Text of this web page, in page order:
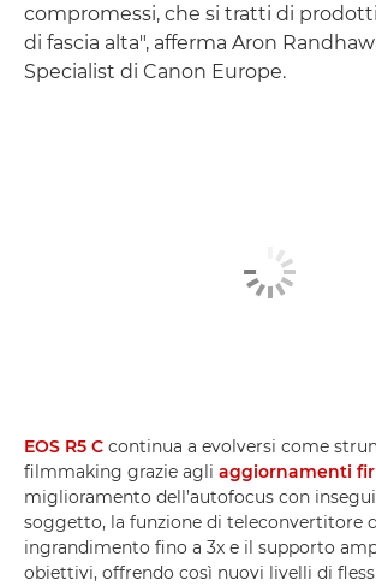
compromessi, che si tratti di
di fascia alta", afferma Aron
Specialist di Canon Europe.
EOS R5 C continua a evolversi come
filmmaking grazie agli aggiornamenti
miglioramento dell’autofocus con
soggetto, la funzione di teleconvertitore
ingrandimento fino a 3x e il supporto
obiettivi, offrendo così nuovi livelli di